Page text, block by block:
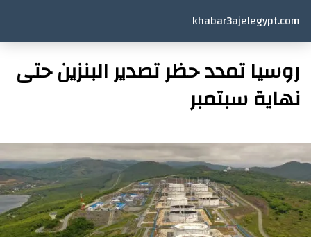
khabar3ajelegypt.com
روسيا تمدد حظر تصدير البنزين حتى
نهاية سبتمبر